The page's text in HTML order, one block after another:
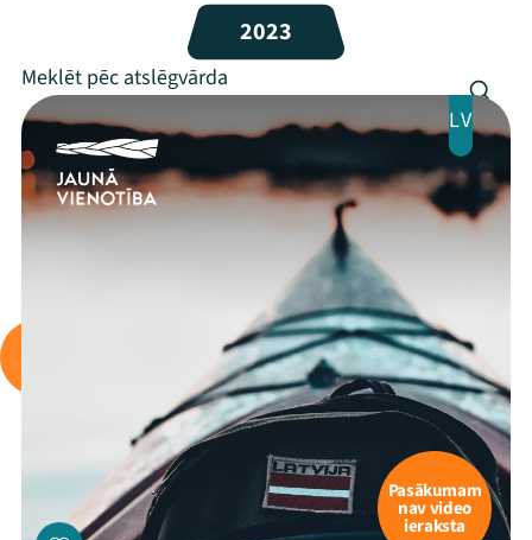
Mana programma
Festivāls
Programma
Arhīvs
Viņi bija LAMPĀ 2026
Jaunumi
Ziedo
Veikals
Kontakti
2023
LV
Pasākumam
nav video
ieraksta